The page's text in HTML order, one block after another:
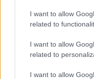
I want to allow
related to
I want to allow
related to
I want to allow
para simplificar la
Anna Innocenti · 29 Oct 2025